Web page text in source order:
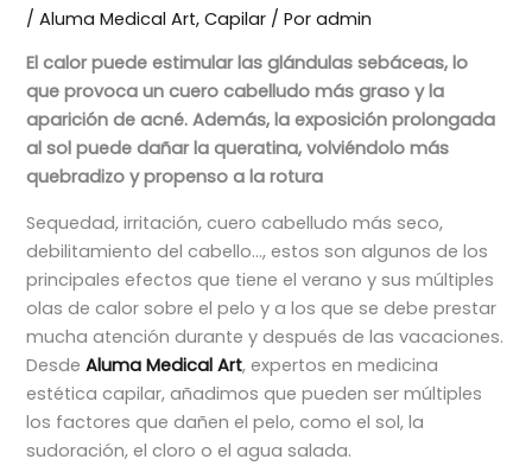
/Aluma Medical Art,Capilar / Poradmin
El calor puede estimular las glándulas sebáceas, lo
que provoca un cuero cabelludo más graso y la
aparición de acné. Además, la exposición prolongada
al sol puede dañar la queratina, volviéndolo más
quebradizo y propenso a la rotura
Sequedad, irritación, cuero cabelludo más seco,
debilitamiento del cabello…, estos son algunos de los
principales efectos que tiene el verano y sus múltiples
olas de calor sobre el pelo y a los que se debe prestar
mucha atención durante y después de las vacaciones.
DesdeAluma Medical Art, expertos en medicina
estética capilar, añadimos que pueden ser múltiples
los factores que dañen el pelo, como el sol, la
sudoración, el cloro o el agua salada.